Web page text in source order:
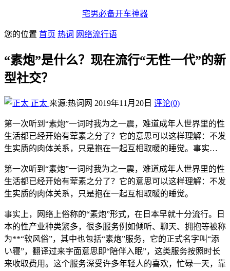
宅男必备开车神器
您的位置 首页 热词 网络流行语
“素炮”是什么？现在流行“无性一代”的新
型社交？
正太 来源:热词网 2019年11月20日 评论(0)
第一次听到“素炮”一词时我为之一震，难道成年人世界里的性
生活都已经开始有荤素之分了？它的意思可以这样理解：不发
生实质的肉体关系，只是抱在一起互相取暖的睡觉。事实…
第一次听到“素炮”一词时我为之一震，难道成年人世界里的性
生活都已经开始有荤素之分了？它的意思可以这样理解：不发
生实质的肉体关系，只是抱在一起互相取暖的睡觉。
事实上，网络上俗称的“素炮”形式，在日本早就十分流行。日
本的性产业种类繁多，很多服务例如倾听、聊天、拥抱等被称
为**“软风俗”，其中也包括“素炮”服务，它的正式名字叫“添
い寝”，翻译过来字面意思即“陪伴入眠”，这类服务按照时长
来收取费用。这个服务深受许多年轻人的喜欢，忙碌一天，靠